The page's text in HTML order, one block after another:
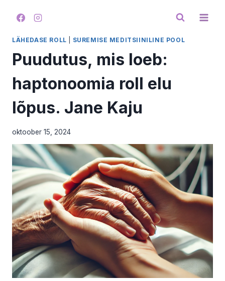
LÄHEDASE ROLL SUREMISE MEDITSIINILINE POOL
Puudutus, mis loeb:
haptonoomia roll elu
lõpus. Jane Kaju
oktoober 15, 2024